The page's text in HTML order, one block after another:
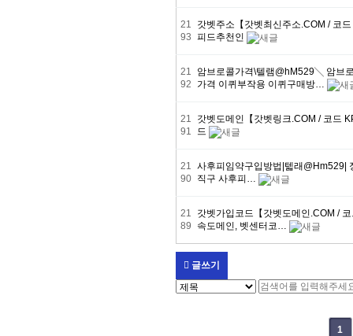
21
93
갓벳주소【갓벳최신주소.COM / 코
피드추천인
21
92
암브로콜가격\텔램@hM529╲ 암브
가격 이퀴부작용 이퀴구매방…
21
91
갓벳도메인【갓벳링크.COM / 코드
드
21
90
사후피임약구입방법|텗래@Hm529|
직구 사후피…
21
89
갓벳가입코드【갓벳도메인.COM /
속도메인, 벳센터코…
글쓰기
1